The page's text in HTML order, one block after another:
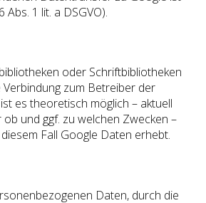
Abs. 1 lit. a DSGVO).
oder Schriftbibliotheken
zum Betreiber der
es theoretisch möglich – aktuell
und ggf. zu welchen Zwecken –
Fall Google Daten erhebt.
Daten, durch die